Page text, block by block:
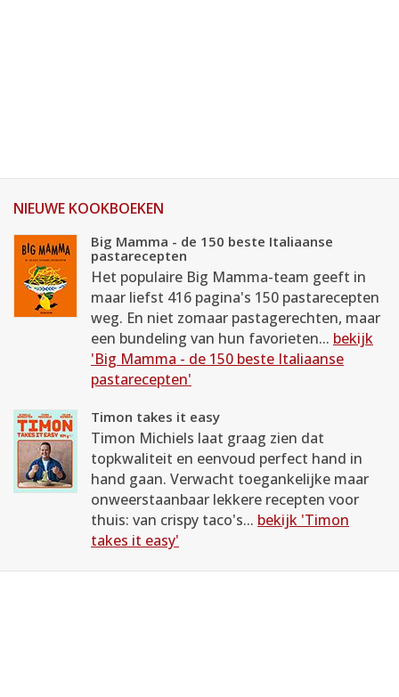
NIEUWE KOOKBOEKEN
Big Mamma - de 150 beste Italiaanse
pastarecepten
Het populaire Big Mamma-team geeft in
maar liefst 416 pagina's 150 pastarecepten
weg. En niet zomaar pastagerechten, maar
een bundeling van hun favorieten... bekijk
'Big Mamma - de 150 beste Italiaanse
pastarecepten'
Timon takes it easy
Timon Michiels laat graag zien dat
topkwaliteit en eenvoud perfect hand in
hand gaan. Verwacht toegankelijke maar
onweerstaanbaar lekkere recepten voor
thuis: van crispy taco's... bekijk 'Timon
takes it easy'